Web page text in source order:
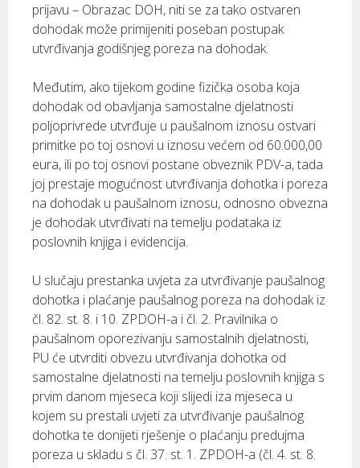
prijavu – Obrazac DOH, niti se za tako ostvaren
dohodak može primijeniti poseban postupak
utvrđivanja godišnjeg poreza na dohodak.
Međutim, ako tijekom godine fizička osoba koja
dohodak od obavljanja samostalne djelatnosti
poljoprivrede utvrđuje u paušalnom iznosu ostvari
primitke po toj osnovi u iznosu većem od 60.000,00
eura, ili po toj osnovi postane obveznik PDV-a, tada
joj prestaje mogućnost utvrđivanja dohotka i poreza
na dohodak u paušalnom iznosu, odnosno obvezna
je dohodak utvrđivati na temelju podataka iz
poslovnih knjiga i evidencija.
U slučaju prestanka uvjeta za utvrđivanje paušalnog
dohotka i plaćanje paušalnog poreza na dohodak iz
čl. 82. st. 8. i 10. ZPDOH-a i čl. 2. Pravilnika o
paušalnom oporezivanju samostalnih djelatnosti,
PU će utvrditi obvezu utvrđivanja dohotka od
samostalne djelatnosti na temelju poslovnih knjiga s
prvim danom mjeseca koji slijedi iza mjeseca u
kojem su prestali uvjeti za utvrđivanje paušalnog
dohotka te donijeti rješenje o plaćanju predujma
poreza u skladu s čl. 37. st. 1. ZPDOH-a (čl. 4. st. 8.